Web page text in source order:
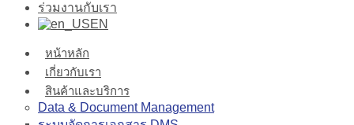
ร่วมงานกับเรา
EN
หน้าหลัก
เกี่ยวกับเรา
สินค้าและบริการ
Data & Document Management